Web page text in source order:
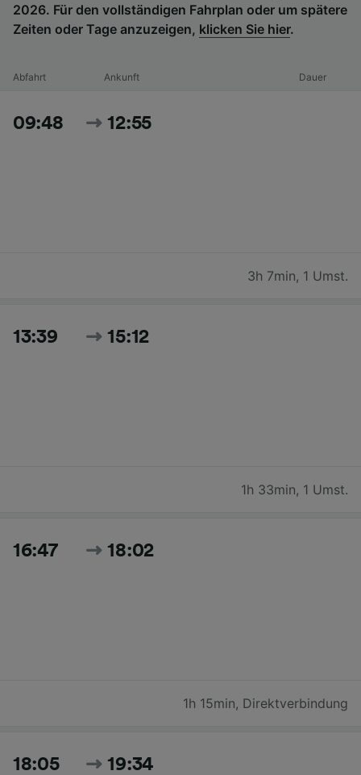
2026. Für den vollständigen Fahrplan oder um spätere
Zeiten oder Tage anzuzeigen, klicken Sie hier.
Abfahrt Ankunft Dauer
09:48 12:55
3h 7min, 1 Umst.
13:39 15:12
1h 33min, 1 Umst.
16:47 18:02
1h 15min, Direktverbindung
18:05 19:34